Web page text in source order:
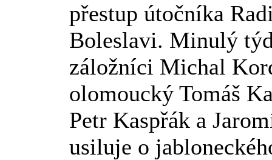
přestup útočníka
Boleslavi. Minulý
záložníci Michal
olomoucký Tomáš
Petr Kaspřák a
usiluje o